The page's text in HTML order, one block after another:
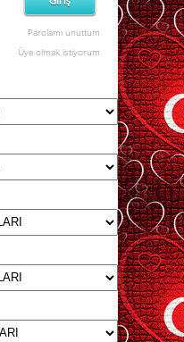
Parolamı unuttum
Üye olmak istiyorum